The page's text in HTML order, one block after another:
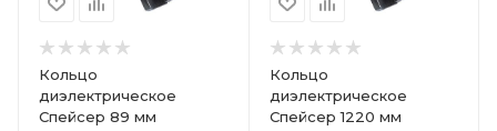
Кольцо
диэлектрическое
Спейсер 89 мм
Кольцо
диэлектрическое
Спейсер 1220 мм